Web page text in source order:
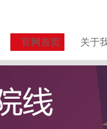
官网首页 关于